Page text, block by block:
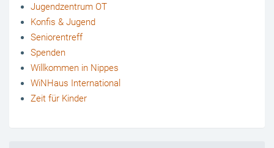
Jugendzentrum OT
Konfis & Jugend
Seniorentreff
Spenden
Willkommen in Nippes
WiNHaus International
Zeit für Kinder